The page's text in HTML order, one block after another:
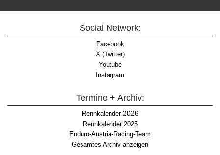
Social Network:
Facebook
X (Twitter)
Youtube
Instagram
Termine + Archiv:
Rennkalender2026
Rennkalender 2025
Enduro-Austria-Racing-Team
Gesamtes Archiv anzeigen